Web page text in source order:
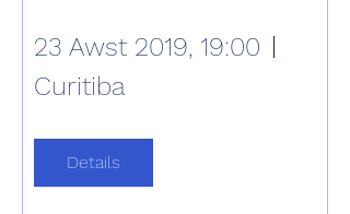
23 Awst 2019, 19:00
Curitiba
Details